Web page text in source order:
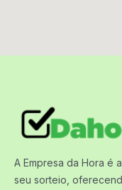
A Empresa da Hora é
seu sorteio,